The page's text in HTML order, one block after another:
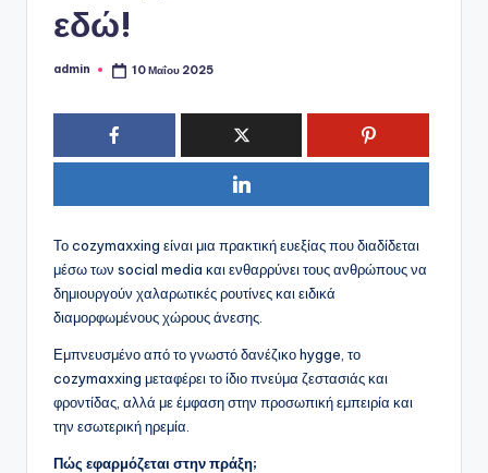
εδώ!
Συγγραφέας:
admin 10 Μαΐου 2025
Το cozymaxxing είναι μια πρακτική ευεξίας που διαδίδεται
μέσω των social media και ενθαρρύνει τους ανθρώπους να
δημιουργούν χαλαρωτικές ρουτίνες και ειδικά
διαμορφωμένους χώρους άνεσης.
Εμπνευσμένο από το γνωστό δανέζικο hygge, το
cozymaxxing μεταφέρει το ίδιο πνεύμα ζεστασιάς και
φροντίδας, αλλά με έμφαση στην προσωπική εμπειρία και
την εσωτερική ηρεμία.
Πώς εφαρμόζεται στην πράξη;